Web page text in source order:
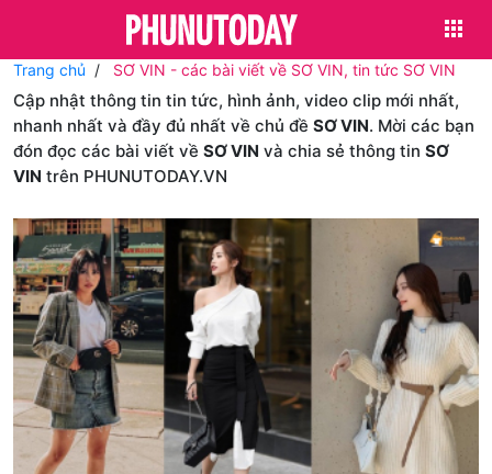
Trang chủ SƠ VIN - các bài viết về SƠ VIN, tin tức SƠ VIN
Cập nhật thông tin tin tức, hình ảnh, video clip mới nhất,
nhanh nhất và đầy đủ nhất về chủ đề SƠ VIN. Mời các bạn
đón đọc các bài viết về SƠ VIN và chia sẻ thông tin SƠ
VIN trên PHUNUTODAY.VN